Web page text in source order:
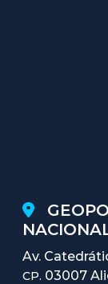
Av.
CP. 03007